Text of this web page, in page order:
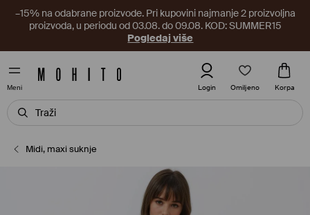
–15% na odabrane proizvode. Pri kupovini najmanje 2 proizvoljna
proizvoda, u periodu od 03.08. do 09.08. KOD: SUMMER15
Pogledaj više
Meni Login Omiljeno Korpa
Midi, maxi suknje